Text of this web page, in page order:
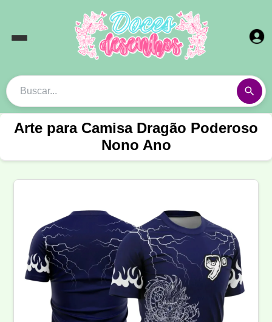
Arte para Camisa Dragão Poderoso
Nono Ano